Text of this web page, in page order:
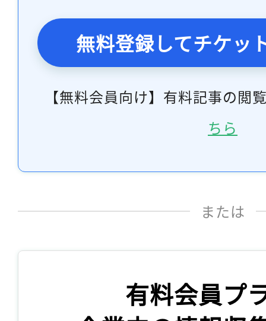
無料登録してチケッ
【無料会員向け】有料記事の閲
ちら
または
有料会員プ